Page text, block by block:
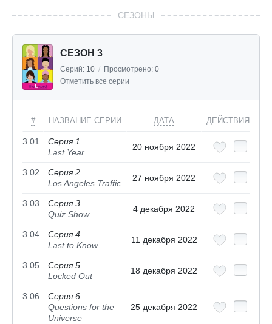
СЕЗОНЫ
СЕЗОН 3
Серий: 10 / Просмотрено: 0
Отметить все серии
# НАЗВАНИЕ СЕРИИ ДАТА ДЕЙСТВИЯ
3.01
Серия 1
Last Year
20 ноября 2022
3.02
Серия 2
Los Angeles Traffic
27 ноября 2022
3.03
Серия 3
Quiz Show
4 декабря 2022
3.04
Серия 4
Last to Know
11 декабря 2022
3.05
Серия 5
Locked Out
18 декабря 2022
3.06
Серия 6
Questions for the
Universe
25 декабря 2022